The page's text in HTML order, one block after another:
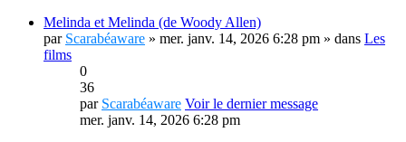
Melinda et Melinda (de Woody Allen)
par Scarabéaware » mer. janv. 14, 2026 6:28 pm » dans Les
films
0
36
par Scarabéaware Voir le dernier message
mer. janv. 14, 2026 6:28 pm